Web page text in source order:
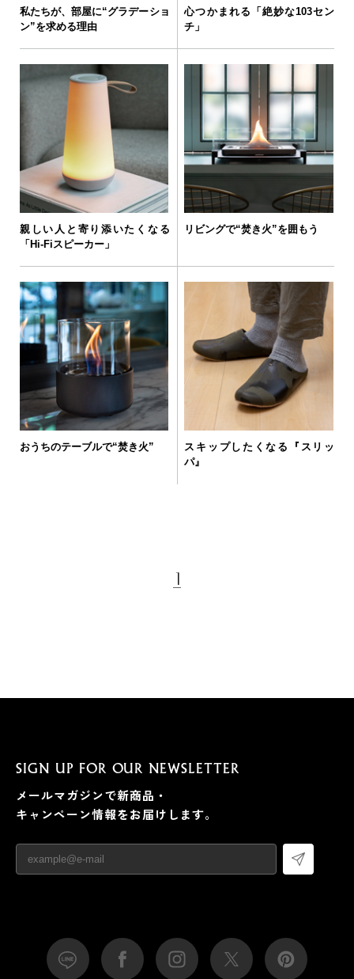
私たちが、部屋に“グラデーショ
ン”を求める理由
心つかまれる「絶妙な103セン
チ」
親しい人と寄り添いたくなる
「Hi-Fiスピーカー」
リビングで“焚き火”を囲もう
おうちのテーブルで“焚き火”
スキップしたくなる『スリッ
パ』
1
SIGN UP FOR OUR NEWSLETTER
メールマガジンで新商品・
キャンペーン情報をお届けします。